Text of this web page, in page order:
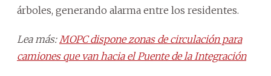
árboles, generando alarma entre los residentes.
Lea más: MOPC dispone zonas de circulación para
camiones que van hacia el Puente de la Integración